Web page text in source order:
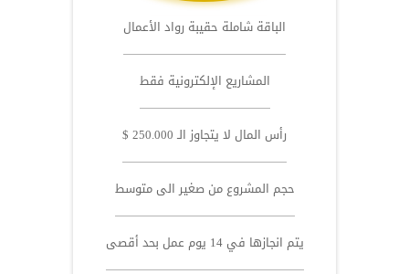
الباقة شاملة حقيبة رواد الأعمال
المشاريع الإلكترونية فقط
رأس المال لا يتجاوز الـ 250.000 $
حجم المشروع من صغير الى متوسط
يتم انجازها في 14 يوم عمل بحد أقصى